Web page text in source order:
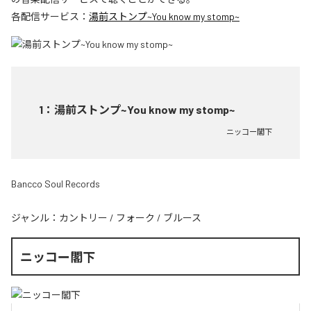
各配信サービス： 湯前ストンプ~You know my stomp~
1 ： 湯前ストンプ~You know my stomp~
ニッコー閣下
Bancco Soul Records
ジャンル： カントリー / フォーク / ブルース
ニッコー閣下